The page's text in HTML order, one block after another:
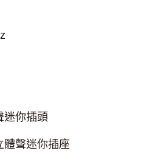
迷你插頭
體聲迷你插座